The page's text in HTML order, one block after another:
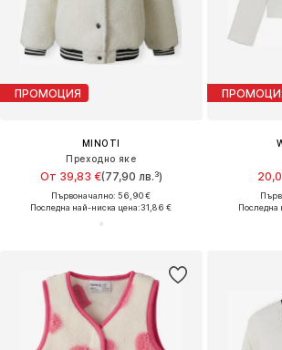
ПРОМОЦИЯ
MINOTI
Преходно яке
От 39,83 €(77,90 лв.³)
Първоначално: 56,90 €
Последна най-ниска цена:31,86 €
Последна